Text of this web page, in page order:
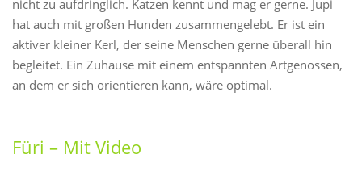
nicht zu aufdringlich. Katzen kennt und mag er gerne. Jupi
hat auch mit großen Hunden zusammengelebt. Er ist ein
aktiver kleiner Kerl, der seine Menschen gerne überall hin
begleitet. Ein Zuhause mit einem entspannten Artgenossen,
an dem er sich orientieren kann, wäre optimal.
Füri – Mit Video